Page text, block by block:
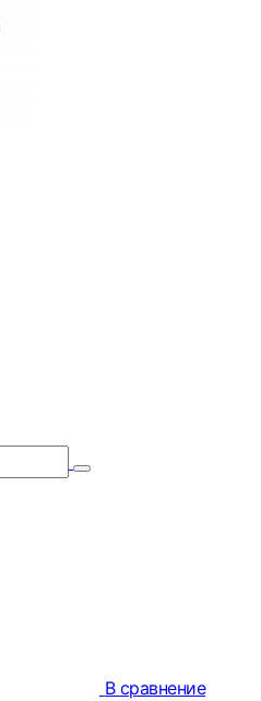
В сравнение